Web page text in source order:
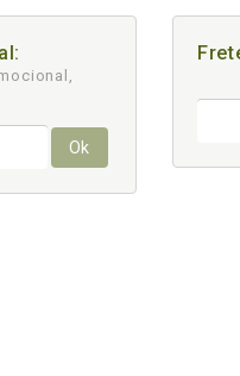
Ok